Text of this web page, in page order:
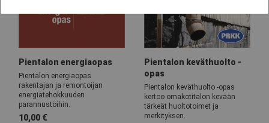
Pientalon energiaopas
Pientalon energiaopas
rakentajan ja remontoijan
energiatehokkuuden
parannustöihin.
10,00 €
Pientalon keväthuolto -
opas
Pientalon keväthuolto -opas
kertoo omakotitalon kevään
tärkeät huoltotoimet ja
merkityksen.